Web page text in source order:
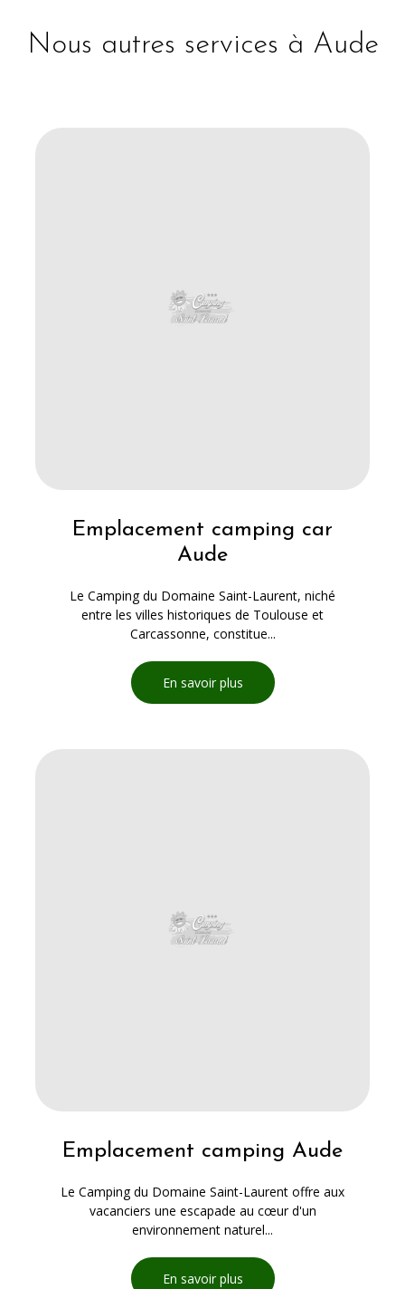
Nous autres services à Aude
Emplacement camping car
Aude
Le Camping du Domaine Saint-Laurent, niché
entre les villes historiques de Toulouse et
Carcassonne, constitue...
En savoir plus
Emplacement camping Aude
Le Camping du Domaine Saint-Laurent offre aux
vacanciers une escapade au cœur d'un
environnement naturel...
En savoir plus